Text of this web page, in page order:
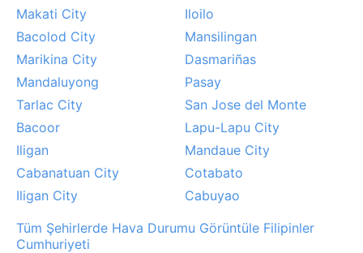
Makati City
Iloilo
Bacolod City
Mansilingan
Marikina City
Dasmariñas
Mandaluyong
Pasay
Tarlac City
San Jose del Monte
Bacoor
Lapu-Lapu City
Iligan
Mandaue City
Cabanatuan City
Cotabato
Iligan City
Cabuyao
Tüm Şehirlerde Hava Durumu Görüntüle Filipinler
Cumhuriyeti